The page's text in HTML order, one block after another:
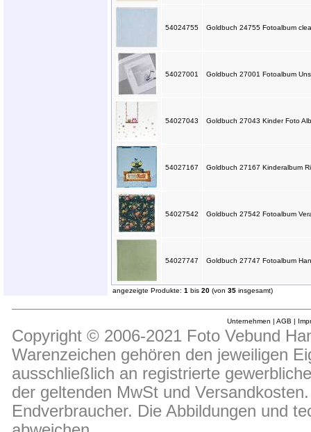
54024755 Goldbuch 24755 Fotoalbum
54027001 Goldbuch 27001 Fotoalbum
54027043 Goldbuch 27043 Kinder Foto
54027167 Goldbuch 27167 Kinderalbum
54027542 Goldbuch 27542 Fotoalbum
54027747 Goldbuch 27747 Fotoalbum
angezeigte Produkte: 1 bis 20 (von 35 insgesamt)
Unternehmen | AGB |
Copyright © 2006-2021 Foto Vebund
Warenzeichen gehören den jeweiligen
ausschließlich an registrierte
der geltenden MwSt und
Endverbraucher. Die Abbildungen und